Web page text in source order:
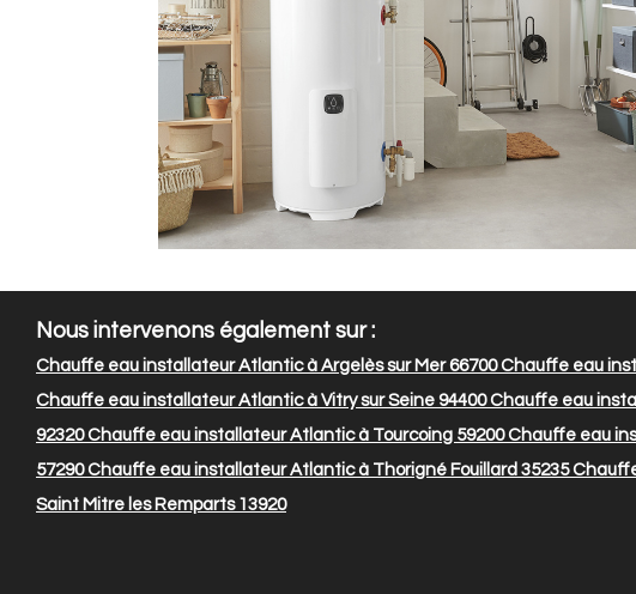
Nous intervenons également sur :
Chauffe eau installateur Atlantic à Argelès sur Mer 66700Chauffe eau
Chauffe eau installateur Atlantic à Vitry sur Seine 94400Chauffe eau
92320Chauffe eau installateur Atlantic à Tourcoing 59200Chauffe eau
57290Chauffe eau installateur Atlantic à Thorigné Fouillard 35235
Saint Mitre les Remparts 13920